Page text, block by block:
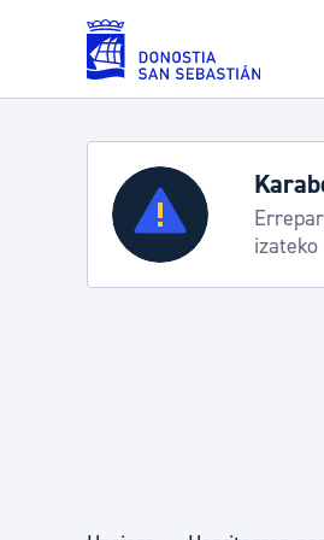
Eduki nagusira joan
Zerbitzuak
Errolda eta gai
izateko